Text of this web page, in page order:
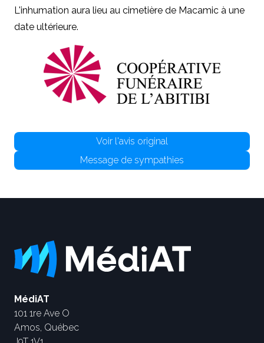
L'inhumation aura lieu au cimetière de Macamic à une
date ultérieure.
Voir l'avis original
Message de sympathies
MédiAT
101 1re Ave O
Amos, Québec